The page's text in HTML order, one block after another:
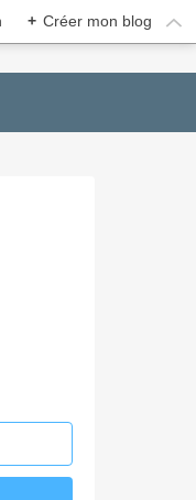
+ Créer mon blog